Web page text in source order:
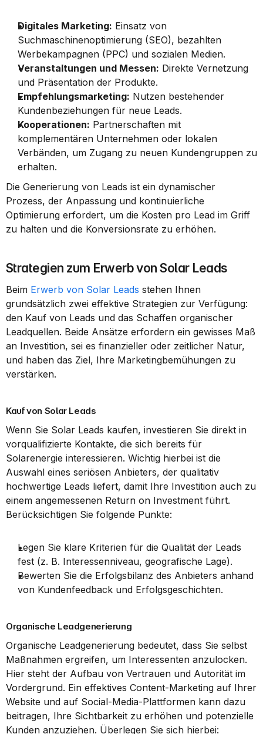
Digitales Marketing: Einsatz von
Suchmaschinenoptimierung (SEO), bezahlten
Werbekampagnen (PPC) und sozialen Medien.
Veranstaltungen und Messen: Direkte Vernetzung
und Präsentation der Produkte.
Empfehlungsmarketing: Nutzen bestehender
Kundenbeziehungen für neue Leads.
Kooperationen: Partnerschaften mit
komplementären Unternehmen oder lokalen
Verbänden, um Zugang zu neuen Kundengruppen zu
erhalten.
Die Generierung von Leads ist ein dynamischer
Prozess, der Anpassung und kontinuierliche
Optimierung erfordert, um die Kosten pro Lead im Griff
zu halten und die Konversionsrate zu erhöhen.
Strategien zum Erwerb von Solar Leads
Beim Erwerb von Solar Leads stehen Ihnen
grundsätzlich zwei effektive Strategien zur Verfügung:
den Kauf von Leads und das Schaffen organischer
Leadquellen. Beide Ansätze erfordern ein gewisses Maß
an Investition, sei es finanzieller oder zeitlicher Natur,
und haben das Ziel, Ihre Marketingbemühungen zu
verstärken.
Kauf von Solar Leads
Wenn Sie Solar Leads kaufen, investieren Sie direkt in
vorqualifizierte Kontakte, die sich bereits für
Solarenergie interessieren. Wichtig hierbei ist die
Auswahl eines seriösen Anbieters, der qualitativ
hochwertige Leads liefert, damit Ihre Investition auch zu
einem angemessenen Return on Investment führt.
Berücksichtigen Sie folgende Punkte:
Legen Sie klare Kriterien für die Qualität der Leads
fest (z. B. Interessenniveau, geografische Lage).
Bewerten Sie die Erfolgsbilanz des Anbieters anhand
von Kundenfeedback und Erfolgsgeschichten.
Organische Leadgenerierung
Organische Leadgenerierung bedeutet, dass Sie selbst
Maßnahmen ergreifen, um Interessenten anzulocken.
Hier steht der Aufbau von Vertrauen und Autorität im
Vordergrund. Ein effektives Content-Marketing auf Ihrer
Website und auf Social-Media-Plattformen kann dazu
beitragen, Ihre Sichtbarkeit zu erhöhen und potenzielle
Kunden anzuziehen. Überlegen Sie sich hierbei: